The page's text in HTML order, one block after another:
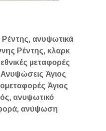
Ρέντης, ανυψωτικά
Ρέντης, κλαρκ
μεταφορές
Άγιος
Άγιος
ανυψωτικό
ανύψωση